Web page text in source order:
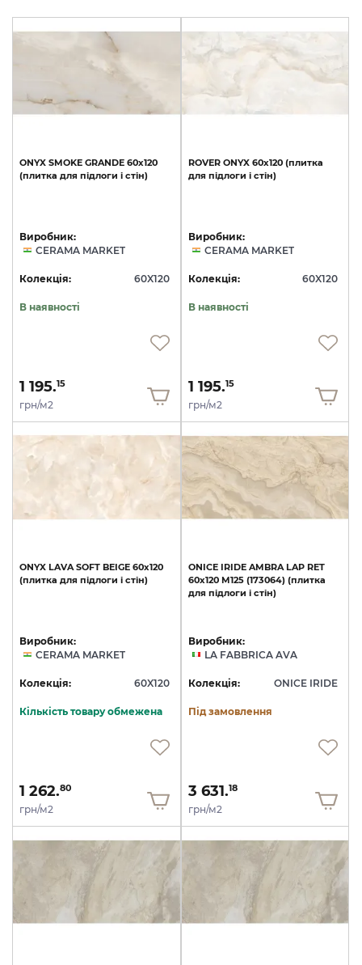
ONYX SMOKE GRANDE 60х120
(плитка для підлоги і стін)
Виробник:
CERAMA MARKET
Колекція: 60X120
В наявності
1 195.15
грн/м2
ROVER ONYX 60х120 (плитка
для підлоги і стін)
Виробник:
CERAMA MARKET
Колекція: 60X120
В наявності
1 195.15
грн/м2
ONYX LAVA SOFT BEIGE 60х120
(плитка для підлоги і стін)
Виробник:
CERAMA MARKET
Колекція: 60X120
Кількість товару обмежена
1 262.80
грн/м2
ONICE IRIDE AMBRA LAP RET
60х120 M125 (173064) (плитка
для підлоги і стін)
Виробник:
LA FABBRICA AVA
Колекція: ONICE IRIDE
Під замовлення
3 631.18
грн/м2